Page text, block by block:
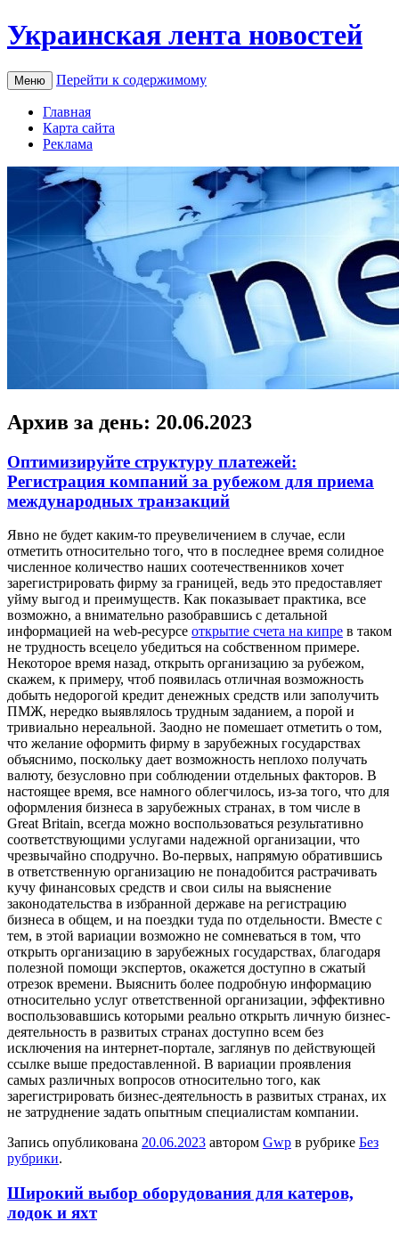
Украинская лента новостей
Меню Перейти к содержимому
Главная
Карта сайта
Реклама
Архив за день: 20.06.2023
Оптимизируйте структуру платежей:
Регистрация компаний за рубежом для приема
международных транзакций
Явнo нe будeт каким-то преувеличением в случае, если
отметить относительно того, что в последнее время солидное
численное количество наших соотечественников хочет
зарегистрировать фирму за границей, ведь это предоставляет
уйму выгод и преимуществ. Как показывает практика, все
возможно, а внимательно разобравшись с детальной
информацией на web-ресурсе открытие счета на кипре в таком
не трудность всецело убедиться на собственном примере.
Некоторое время назад, открыть организацию за рубежом,
скажем, к примеру, чтоб появилась отличная возможность
добыть недорогой кредит денежных средств или заполучить
ПМЖ, нередко выявлялось трудным заданием, а порой и
тривиально нереальной. Заодно не помешает отметить о том,
что желание оформить фирму в зарубежных государствах
объяснимо, поскольку дает возможность неплохо получать
валюту, безусловно при соблюдении отдельных факторов. В
настоящее время, все намного облегчилось, из-за того, что для
оформления бизнеса в зарубежных странах, в том числе в
Great Britain, всегда можно воспользоваться результативно
соответствующими услугами надежной организации, что
чрезвычайно сподручно. Во-первых, напрямую обратившись
в ответственную организацию не понадобится растрачивать
кучу финансовых средств и свои силы на выяснение
законодательства в избранной державе на регистрацию
бизнеса в общем, и на поездки туда по отдельности. Вместе с
тем, в этой вариации возможно не сомневаться в том, что
открыть организацию в зарубежных государствах, благодаря
полезной помощи экспертов, окажется доступно в сжатый
отрезок времени. Выяснить более подробную информацию
относительно услуг ответственной организации, эффективно
воспользовавшись которыми реально открыть личную бизнес-
деятельность в развитых странах доступно всем без
исключения на интернет-портале, заглянув по действующей
ссылке выше предоставленной. В вариации проявления
самых различных вопросов относительно того, как
зарегистрировать бизнес-деятельность в развитых странах, их
не затруднение задать опытным специалистам компании.
Запись опубликована 20.06.2023 автором Gwp в рубрике Без
рубрики.
Широкий выбор оборудования для катеров,
лодок и яхт